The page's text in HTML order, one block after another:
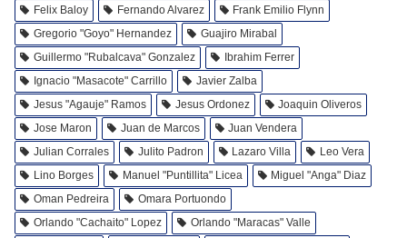
Felix Baloy
Fernando Alvarez
Frank Emilio Flynn
Gregorio "Goyo" Hernandez
Guajiro Mirabal
Guillermo "Rubalcava" Gonzalez
Ibrahim Ferrer
Ignacio "Masacote" Carrillo
Javier Zalba
Jesus "Agauje" Ramos
Jesus Ordonez
Joaquin Oliveros
Jose Maron
Juan de Marcos
Juan Vendera
Julian Corrales
Julito Padron Lazaro Villa
Leo Vera
Lino Borges
Manuel "Puntillita" Licea
Miguel "Anga" Diaz
Oman Pedreira
Omara Portuondo
Orlando "Cachaito" Lopez
Orlando "Maracas" Valle